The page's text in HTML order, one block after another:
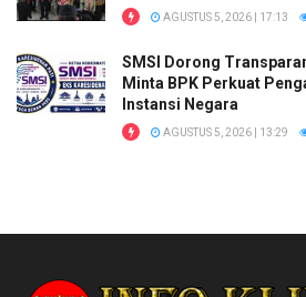
AGUSTUS 5, 2026 | 17:13
SMSI Dorong
Minta BPK Perkuat
Instansi Negara
AGUSTUS 5, 2026 | 13:29